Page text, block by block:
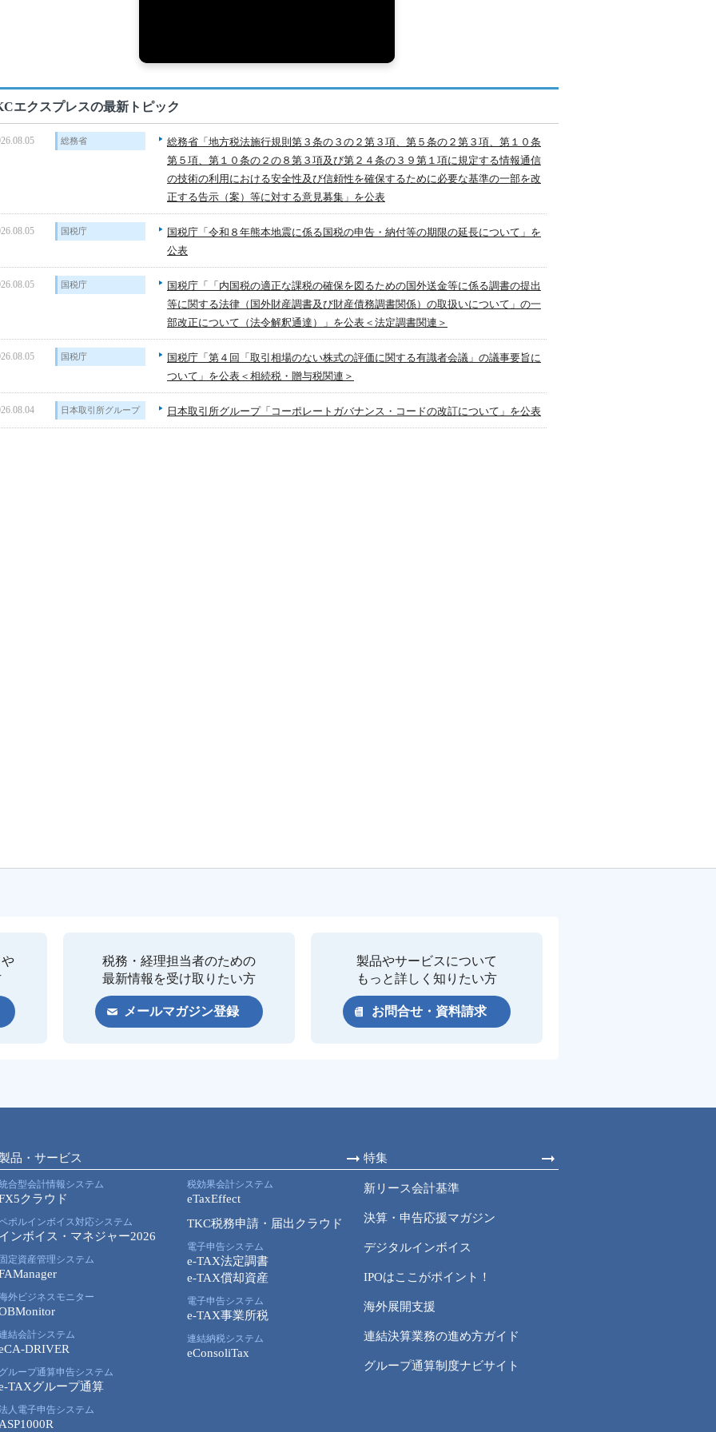
エクスプレスの最新トピック
総務省
総務省「地方税法施行規則第３条の３の２第３項、第５条の２第３項、第１０条
第５項、第１０条の２の８第３項及び第２４条の３９第１項に規定する情報通信
の技術の利用における安全性及び信頼性を確保するために必要な基準の一部を改
正する告示（案）等に対する意見募集」を公表
国税庁
国税庁「令和８年熊本地震に係る国税の申告・納付等の期限の延長について」を
公表
国税庁
国税庁「「内国税の適正な課税の確保を図るための国外送金等に係る調書の提出
等に関する法律（国外財産調書及び財産債務調書関係）の取扱いについて」の一
部改正について（法令解釈通達）」を公表＜法定調書関連＞
国税庁
国税庁「第４回「取引相場のない株式の評価に関する有識者会議」の議事要旨に
ついて」を公表＜相続税・贈与税関連＞
日本取引所グループ 日本取引所グループ「コーポレートガバナンス・コードの改訂について」を公表
税務・経理担当者のための
最新情報を受け取りたい方
メールマガジン登録
製品やサービスについて
もっと詳しく知りたい方
お問合せ・資料請求
品・サービス
合型会計情報システム
クラウド
ポルインボイス対応システム
ンボイス・マネジャー2026
定資産管理システム
外ビジネスモニター
結会計システム
DRIVER
ループ通算申告システム
TAXグループ通算
人電子申告システム
税効果会計システム
eTaxEffect
TKC税務申請・届出クラウド
電子申告システム
e-TAX法定調書
e-TAX償却資産
電子申告システム
e-TAX事業所税
連結納税システム
eConsoliTax
特集
新リース会計基準
決算・申告応援マガジン
デジタルインボイス
IPOはここがポイント！
海外展開支援
連結決算業務の進め方ガイド
グループ通算制度ナビサイト